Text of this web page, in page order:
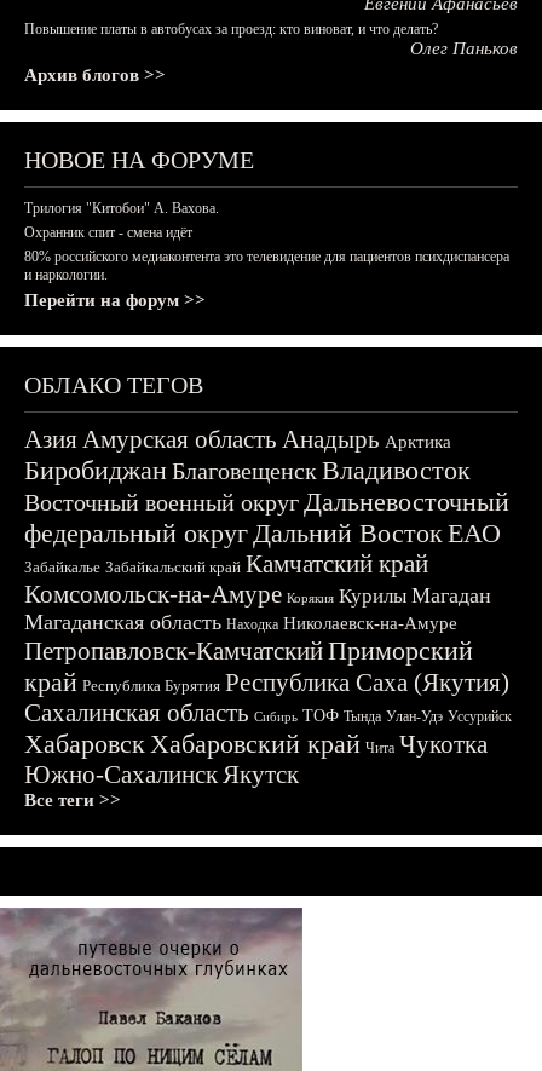
Повышение платы в автобусах за проезд: кто виноват, и что делать?
Олег Паньков
Архив блогов >>
НОВОЕ НА ФОРУМЕ
Трилогия "Китобои" А. Вахова.
Охранник спит - смена идёт
80% российского медиаконтента это телевидение для пациентов психдиспансера
и наркологии.
Перейти на форум >>
ОБЛАКО ТЕГОВ
АзияАмурская область Анадырь Арктика
БиробиджанБлаговещенскВладивосток
Восточный военный округДальневосточный
федеральный округДальний ВостокЕАО
Забайкалье Забайкальский край Камчатский край
Комсомольск-на-Амуре Корякия Курилы Магадан
Магаданская область Находка Николаевск-на-Амуре
Петропавловск-КамчатскийПриморский
край Республика Бурятия Республика Саха (Якутия)
Сахалинская область Сибирь ТОФ Тында Улан-Удэ Уссурийск
ХабаровскХабаровский край Чита Чукотка
Южно-СахалинскЯкутск
Все теги >>